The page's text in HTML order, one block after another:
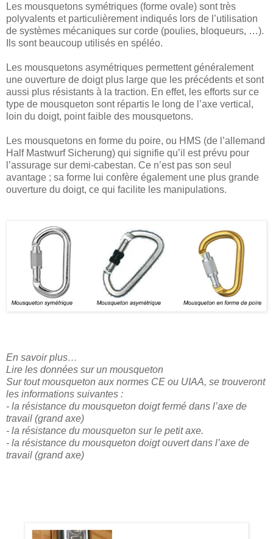
Les mousquetons symétriques (forme ovale) sont très
polyvalents et particulièrement indiqués lors de l’utilisation
de systèmes mécaniques sur corde (poulies, bloqueurs, …).
Ils sont beaucoup utilisés en spéléo.
Les mousquetons asymétriques permettent généralement
une ouverture de doigt plus large que les précédents et sont
aussi plus résistants à la traction. En effet, les efforts sur ce
type de mousqueton sont répartis le long de l’axe vertical,
loin du doigt, point faible des mousquetons.
Les mousquetons en forme du poire, ou HMS (de l’allemand
Half Mastwurf Sicherung) qui signifie qu’il est prévu pour
l’assurage sur demi-cabestan. Ce n’est pas son seul
avantage ; sa forme lui confère également une plus grande
ouverture du doigt, ce qui facilite les manipulations.
En savoir plus…
Lire les données sur un mousqueton
Sur tout mousqueton aux normes CE ou UIAA, se trouveront
les informations suivantes :
- la résistance du mousqueton doigt fermé dans l’axe de
travail (grand axe)
- la résistance du mousqueton sur le petit axe.
- la résistance du mousqueton doigt ouvert dans l’axe de
travail (grand axe)